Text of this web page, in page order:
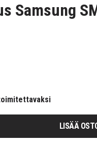
Samsung
LISÄÄ